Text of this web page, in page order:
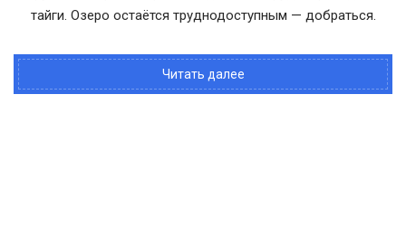
тайги. Озеро остаётся труднодоступным — добраться.
Читать далее